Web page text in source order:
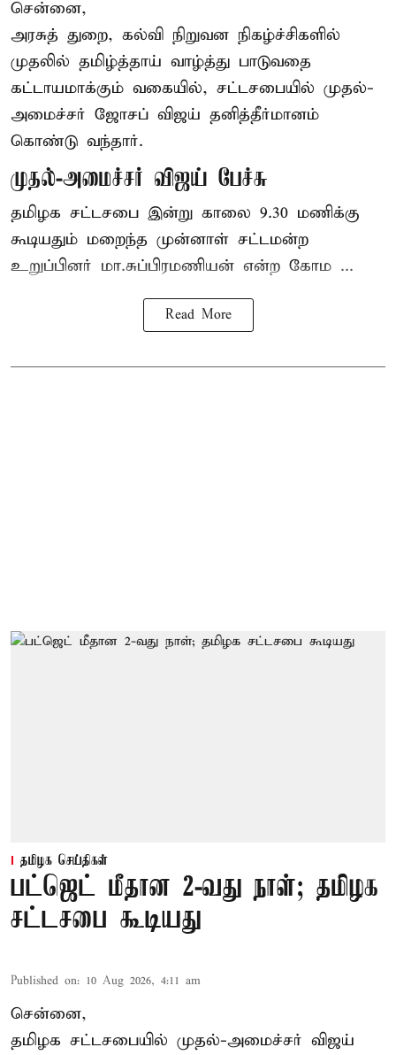
சென்னை,
அரசுத் துறை, கல்வி நிறுவன நிகழ்ச்சிகளில்
முதலில் தமிழ்த்தாய் வாழ்த்து பாடுவதை
கட்டாயமாக்கும் வகையில், சட்டசபையில் முதல்-
அமைச்சர் ஜோசப் விஜய் தனித்தீர்மானம்
கொண்டு வந்தார்.
முதல்-அமைச்சர் விஜய் பேச்சு
தமிழக சட்டசபை இன்று காலை 9.30 மணிக்கு
கூடியதும் மறைந்த முன்னாள் சட்டமன்ற
உறுப்பினர் மா.சுப்பிரமணியன் என்ற கோம ...
Read More
தமிழக செய்திகள்
பட்ஜெட் மீதான 2-வது நாள்; தமிழக
சட்டசபை கூடியது
Published on: 10 Aug 2026, 4:11 am
சென்னை,
தமிழக சட்டசபையில் முதல்-அமைச்சர் விஜய்